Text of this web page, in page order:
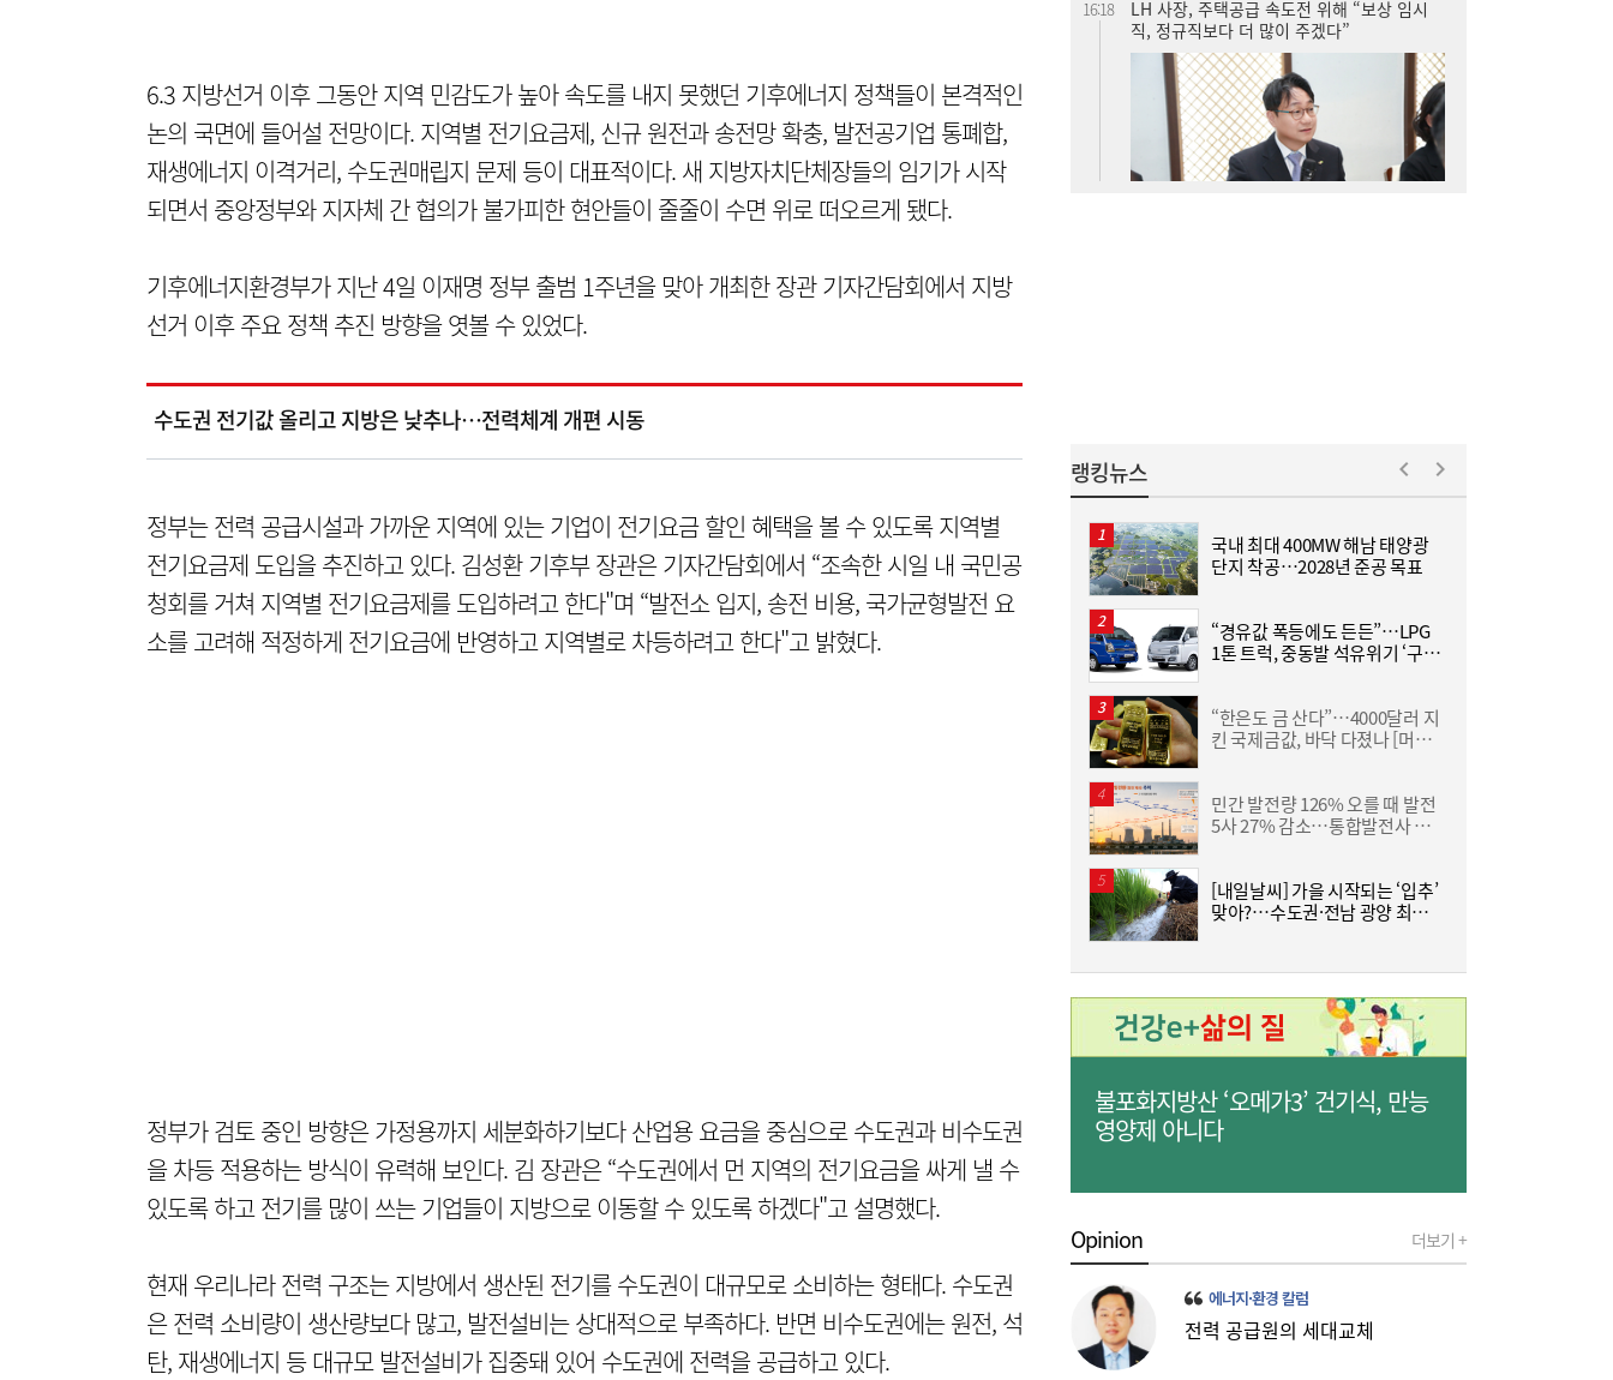
6.3 지방선거 이후 그동안 지역 민감도가 높아 속도를 내지 못했던 기후에너지 정책들이 본격적인
논의 국면에 들어설 전망이다. 지역별 전기요금제, 신규 원전과 송전망 확충, 발전공기업 통폐합,
재생에너지 이격거리, 수도권매립지 문제 등이 대표적이다. 새 지방자치단체장들의 임기가 시작
되면서 중앙정부와 지자체 간 협의가 불가피한 현안들이 줄줄이 수면 위로 떠오르게 됐다.
기후에너지환경부가 지난 4일 이재명 정부 출범 1주년을 맞아 개최한 장관 기자간담회에서 지방
선거 이후 주요 정책 추진 방향을 엿볼 수 있었다.
수도권 전기값 올리고 지방은 낮추나…전력체계 개편 시동
정부는 전력 공급시설과 가까운 지역에 있는 기업이 전기요금 할인 혜택을 볼 수 있도록 지역별
전기요금제 도입을 추진하고 있다. 김성환 기후부 장관은 기자간담회에서 “조속한 시일 내 국민공
청회를 거쳐 지역별 전기요금제를 도입하려고 한다"며 “발전소 입지, 송전 비용, 국가균형발전 요
소를 고려해 적정하게 전기요금에 반영하고 지역별로 차등하려고 한다"고 밝혔다.
정부가 검토 중인 방향은 가정용까지 세분화하기보다 산업용 요금을 중심으로 수도권과 비수도권
을 차등 적용하는 방식이 유력해 보인다. 김 장관은 “수도권에서 먼 지역의 전기요금을 싸게 낼 수
있도록 하고 전기를 많이 쓰는 기업들이 지방으로 이동할 수 있도록 하겠다"고 설명했다.
현재 우리나라 전력 구조는 지방에서 생산된 전기를 수도권이 대규모로 소비하는 형태다. 수도권
은 전력 소비량이 생산량보다 많고, 발전설비는 상대적으로 부족하다. 반면 비수도권에는 원전, 석
탄, 재생에너지 등 대규모 발전설비가 집중돼 있어 수도권에 전력을 공급하고 있다.
LG유플러스, 2분기 영업익 3445억원…역대
최대 실적
15:15
풍력발전 점검에서 방산으로…니어스랩, 코
스닥 상장 도전
15:09
카카오 이어 네이버도 ‘파업 경고등’…네이버
Z, 그룹 첫 파업 위기
15:06
[현장] 간판 바꾼 ‘트리니티항공’…“고객 ‘진
짜 니즈’에 답하겠다”
랭킹뉴스
국내 최대 400MW 해남 태양광
단지 착공…2028년 준공 목표
“경유값 폭등에도 든든”…LPG
1톤 트럭, 중동발 석유위기 ‘구원
“한은도 금 산다”…4000달러 지
킨 국제금값, 바닥 다졌나 [머니
민간 발전량 126% 오를 때 발전
5사 27% 감소…통합발전사 출
[내일날씨] 가을 시작되는 ‘입추’
맞아?…수도권·전남 광양 최고
불포화지방산 ‘오메가3’ 건기식, 만능
영양제 아니다
Opinion 더보기 +
에너지·환경 칼럼
전력 공급원의 세대교체